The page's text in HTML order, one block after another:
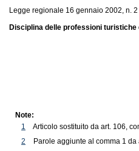
Legge regionale 16 gennaio 2002, n.
Disciplina delle professioni
Note:
1
Articolo sostituito da art. 106,
2
Parole aggiunte al comma 1